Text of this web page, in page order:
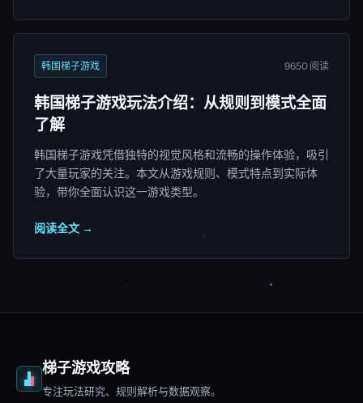
韩国梯子游戏 9650 阅读
韩国梯子游戏玩法介绍：从规则到模式全面
了解
韩国梯子游戏凭借独特的视觉风格和流畅的操作体验，吸引
了大量玩家的关注。本文从游戏规则、模式特点到实际体
验，带你全面认识这一游戏类型。
阅读全文 →
梯子游戏攻略
专注玩法研究、规则解析与数据观察。